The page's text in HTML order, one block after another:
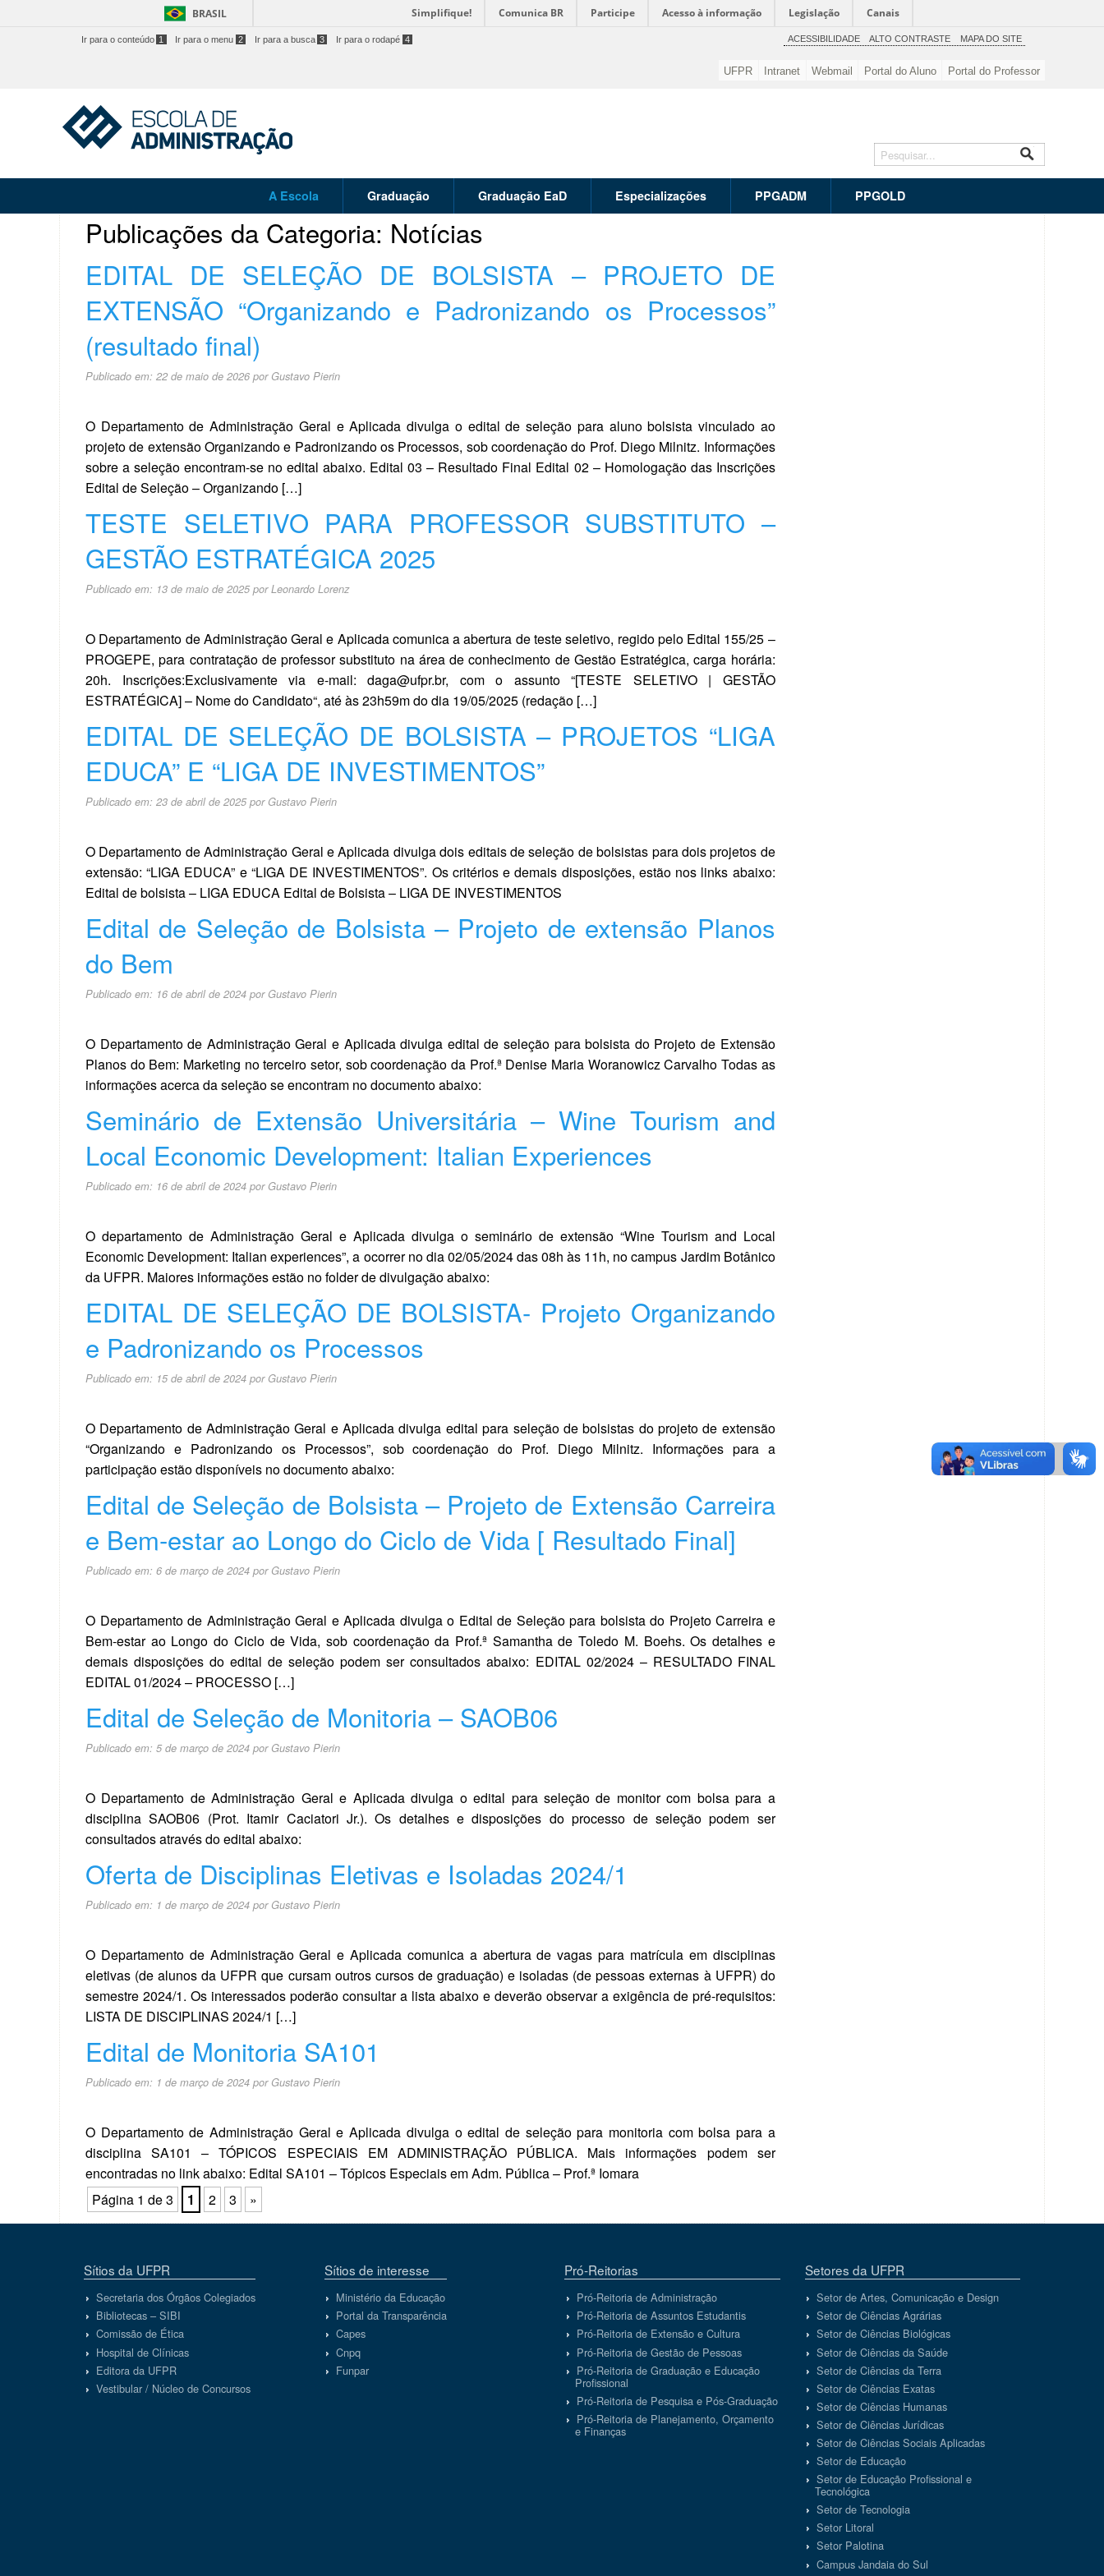
BRASIL Simplifique! Comunica BR Participe Acesso à informação Legislação Canais
Ir para o conteúdo 1 Ir para o menu 2 Ir para a busca 3 Ir para o rodapé 4 ACESSIBILIDADE ALTO CONTRASTE MAPA DO SITE
UFPR Intranet Webmail Portal do Aluno Portal do Professor
A Escola Graduação Graduação EaD Especializações PPGADM PPGOLD
Publicações da Categoria: Notícias
EDITAL DE SELEÇÃO DE BOLSISTA – PROJETO DE
EXTENSÃO “Organizando e Padronizando os Processos”
(resultado final)
Publicado em: 22 de maio de 2026 porGustavo Pierin
O Departamento de Administração Geral e Aplicada divulga o edital de seleção para aluno bolsista vinculado ao
projeto de extensão Organizando e Padronizando os Processos, sob coordenação do Prof. Diego Milnitz. Informações
sobre a seleção encontram-se no edital abaixo. Edital 03 – Resultado Final Edital 02 – Homologação das Inscrições
Edital de Seleção – Organizando […]
TESTE SELETIVO PARA PROFESSOR SUBSTITUTO –
GESTÃO ESTRATÉGICA 2025
Publicado em: 13 de maio de 2025porLeonardo Lorenz
O Departamento de Administração Geral e Aplicada comunica a abertura de teste seletivo, regido pelo Edital 155/25 –
PROGEPE, para contratação de professor substituto na área de conhecimento de Gestão Estratégica, carga horária:
20h. Inscrições:Exclusivamente via e-mail: daga@ufpr.br, com o assunto “[TESTE SELETIVO | GESTÃO
ESTRATÉGICA] – Nome do Candidato“, até às 23h59m do dia 19/05/2025 (redação […]
EDITAL DE SELEÇÃO DE BOLSISTA – PROJETOS “LIGA
EDUCA” E “LIGA DE INVESTIMENTOS”
Publicado em: 23 de abril de 2025porGustavo Pierin
O Departamento de Administração Geral e Aplicada divulga dois editais de seleção de bolsistas para dois projetos de
extensão: “LIGA EDUCA” e “LIGA DE INVESTIMENTOS”. Os critérios e demais disposições, estão nos links abaixo:
Edital de bolsista – LIGA EDUCA Edital de Bolsista – LIGA DE INVESTIMENTOS
Edital de Seleção de Bolsista – Projeto de extensão Planos
do Bem
Publicado em: 16 de abril de 2024 porGustavo Pierin
O Departamento de Administração Geral e Aplicada divulga edital de seleção para bolsista do Projeto de Extensão
Planos do Bem: Marketing no terceiro setor, sob coordenação da Prof.ª Denise Maria Woranowicz Carvalho Todas as
informações acerca da seleção se encontram no documento abaixo:
Seminário de Extensão Universitária – Wine Tourism and
Local Economic Development: Italian Experiences
Publicado em: 16 de abril de 2024 porGustavo Pierin
O departamento de Administração Geral e Aplicada divulga o seminário de extensão “Wine Tourism and Local
Economic Development: Italian experiences”, a ocorrer no dia 02/05/2024 das 08h às 11h, no campus Jardim Botânico
da UFPR. Maiores informações estão no folder de divulgação abaixo:
EDITAL DE SELEÇÃO DE BOLSISTA- Projeto Organizando
e Padronizando os Processos
Publicado em: 15 de abril de 2024 porGustavo Pierin
O Departamento de Administração Geral e Aplicada divulga edital para seleção de bolsistas do projeto de extensão
“Organizando e Padronizando os Processos”, sob coordenação do Prof. Diego Milnitz. Informações para a
participação estão disponíveis no documento abaixo:
Edital de Seleção de Bolsista – Projeto de Extensão Carreira
e Bem-estar ao Longo do Ciclo de Vida [ Resultado Final]
Publicado em: 6 de março de 2024 porGustavo Pierin
O Departamento de Administração Geral e Aplicada divulga o Edital de Seleção para bolsista do Projeto Carreira e
Bem-estar ao Longo do Ciclo de Vida, sob coordenação da Prof.ª Samantha de Toledo M. Boehs. Os detalhes e
demais disposições do edital de seleção podem ser consultados abaixo: EDITAL 02/2024 – RESULTADO FINAL
EDITAL 01/2024 – PROCESSO […]
Edital de Seleção de Monitoria – SAOB06
Publicado em: 5 de março de 2024 porGustavo Pierin
O Departamento de Administração Geral e Aplicada divulga o edital para seleção de monitor com bolsa para a
disciplina SAOB06 (Prot. Itamir Caciatori Jr.). Os detalhes e disposições do processo de seleção podem ser
consultados através do edital abaixo:
Oferta de Disciplinas Eletivas e Isoladas 2024/1
Publicado em: 1 de março de 2024 porGustavo Pierin
O Departamento de Administração Geral e Aplicada comunica a abertura de vagas para matrícula em disciplinas
eletivas (de alunos da UFPR que cursam outros cursos de graduação) e isoladas (de pessoas externas à UFPR) do
semestre 2024/1. Os interessados poderão consultar a lista abaixo e deverão observar a exigência de pré-requisitos:
LISTA DE DISCIPLINAS 2024/1 […]
Edital de Monitoria SA101
Publicado em: 1 de março de 2024 porGustavo Pierin
O Departamento de Administração Geral e Aplicada divulga o edital de seleção para monitoria com bolsa para a
disciplina SA101 – TÓPICOS ESPECIAIS EM ADMINISTRAÇÃO PÚBLICA. Mais informações podem ser
encontradas no link abaixo: Edital SA101 – Tópicos Especiais em Adm. Pública – Prof.ª Iomara
Página 1 de 3
1 2 3 »
Sítios da UFPR
Secretaria dos Órgãos Colegiados
Bibliotecas – SIBI
Comissão de Ética
Hospital de Clínicas
Editora da UFPR
Vestibular / Núcleo de Concursos
Sítios de interesse
Ministério da Educação
Portal da Transparência
Capes
Cnpq
Funpar
Pró-Reitorias
Pró-Reitoria de Administração
Pró-Reitoria de Assuntos Estudantis
Pró-Reitoria de Extensão e Cultura
Pró-Reitoria de Gestão de Pessoas
Pró-Reitoria de Graduação e Educação
Profissional
Pró-Reitoria de Pesquisa e Pós-Graduação
Pró-Reitoria de Planejamento, Orçamento
e Finanças
Setores da UFPR
Setor de Artes, Comunicação e Design
Setor de Ciências Agrárias
Setor de Ciências Biológicas
Setor de Ciências da Saúde
Setor de Ciências da Terra
Setor de Ciências Exatas
Setor de Ciências Humanas
Setor de Ciências Jurídicas
Setor de Ciências Sociais Aplicadas
Setor de Educação
Setor de Educação Profissional e
Tecnológica
Setor de Tecnologia
Setor Litoral
Setor Palotina
Campus Jandaia do Sul